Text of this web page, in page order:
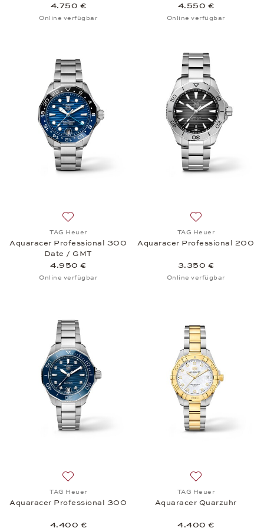
4.750 €
Online verfügbar
4.550 €
Online verfügbar
TAG Heuer
Aquaracer Professional 300
Date / GMT
4.950 €
Online verfügbar
TAG Heuer
Aquaracer Professional 200
3.350 €
Online verfügbar
TAG Heuer
Aquaracer Professional 300
4.400 €
TAG Heuer
Aquaracer Quarzuhr
4.400 €